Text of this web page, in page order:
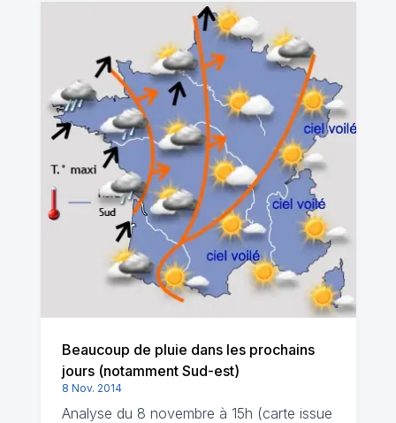
Beaucoup de pluie dans les prochains
jours (notamment Sud-est)
8 Nov. 2014
Analyse du 8 novembre à 15h (carte issue